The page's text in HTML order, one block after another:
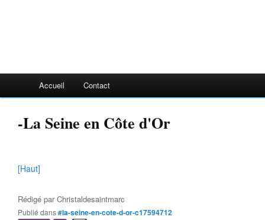
Accueil Contact
-La Seine en Côte d'Or
[Haut]
Rédigé parChristaldesaintmarc
Publié dans#la-seine-en-cote-d-or-c17594712